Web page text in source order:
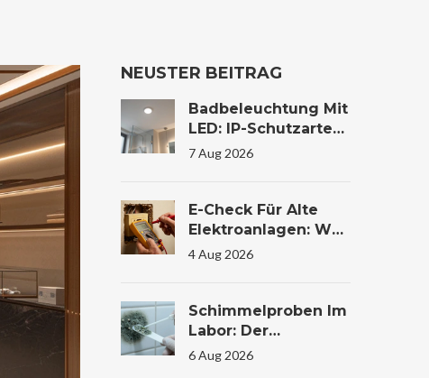
NEUSTER BEITRAG
Badbeleuchtung Mit
LED: IP-Schutzarten
Und Zonen Richtig
7 Aug 2026
E-Check Für Alte
Elektroanlagen: Was
Die Prüfung Im
Sie Lebensrettend
Sein Kann
4 Aug 2026
Schimmelproben Im
Labor: Der
Komplette Guide Zu
6 Aug 2026